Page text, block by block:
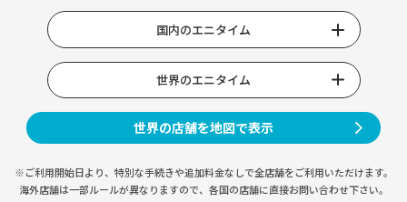
国内のエニタイム
世界のエニタイム
世界の店舗を地図で表示
※ご利用開始日より、特別な手続きや追加料金なしで全店舗をご利用いただけます。
海外店舗は一部ルールが異なりますので、 各国の店舗に直接お問い合わせ下さい。